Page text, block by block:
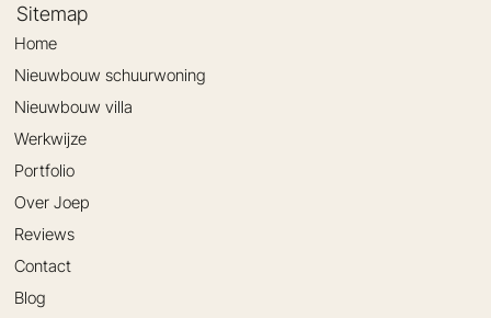
Sitemap
Home
Nieuwbouw schuurwoning
Nieuwbouw villa
Werkwijze
Portfolio
Over Joep
Reviews
Contact
Blog